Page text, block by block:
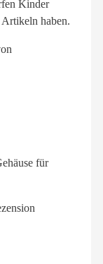
Kinder
Artikeln haben.
für